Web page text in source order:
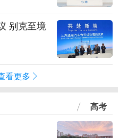
别克至境
看更多
高考